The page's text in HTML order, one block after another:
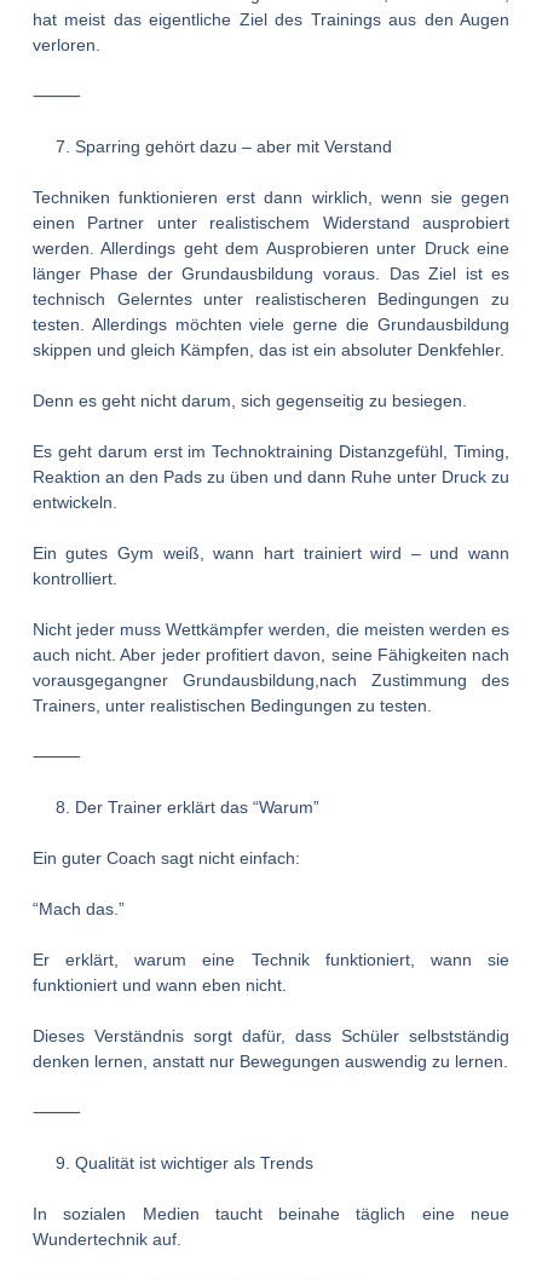
hat meist das eigentliche Ziel des Trainings aus den Augen
verloren.
⸻
Sparring gehört dazu – aber mit Verstand
Techniken funktionieren erst dann wirklich, wenn sie gegen
einen Partner unter realistischem Widerstand ausprobiert
werden. Allerdings geht dem Ausprobieren unter Druck eine
länger Phase der Grundausbildung voraus. Das Ziel ist es
technisch Gelerntes unter realistischeren Bedingungen zu
testen. Allerdings möchten viele gerne die Grundausbildung
skippen und gleich Kämpfen, das ist ein absoluter Denkfehler.
Denn es geht nicht darum, sich gegenseitig zu besiegen.
Es geht darum erst im Technoktraining Distanzgefühl, Timing,
Reaktion an den Pads zu üben und dann Ruhe unter Druck zu
entwickeln.
Ein gutes Gym weiß, wann hart trainiert wird – und wann
kontrolliert.
Nicht jeder muss Wettkämpfer werden, die meisten werden es
auch nicht. Aber jeder profitiert davon, seine Fähigkeiten nach
vorausgegangner Grundausbildung,nach Zustimmung des
Trainers, unter realistischen Bedingungen zu testen.
⸻
Der Trainer erklärt das “Warum”
Ein guter Coach sagt nicht einfach:
“Mach das.”
Er erklärt, warum eine Technik funktioniert, wann sie
funktioniert und wann eben nicht.
Dieses Verständnis sorgt dafür, dass Schüler selbstständig
denken lernen, anstatt nur Bewegungen auswendig zu lernen.
⸻
Qualität ist wichtiger als Trends
In sozialen Medien taucht beinahe täglich eine neue
Wundertechnik auf.